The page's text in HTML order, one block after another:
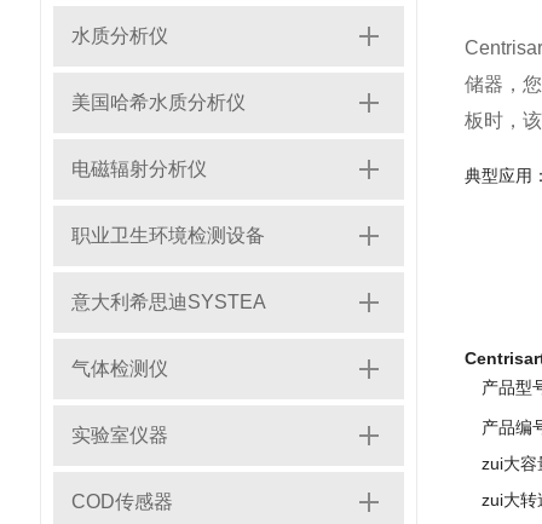
水质分析仪
美国哈希水质分析仪
电磁辐射分析仪
职业卫生环境检测设备
意大利希思迪SYSTEA
气体检测仪
实验室仪器
COD传感器
储器，
板时，
典型应用
产品型
产品编
zui大容
zui大转